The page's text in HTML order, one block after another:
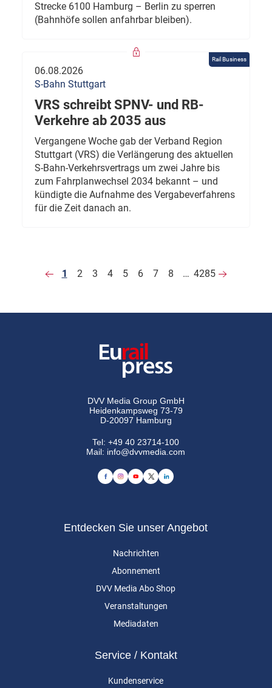
Strecke 6100 Hamburg – Berlin zu sperren
(Bahnhöfe sollen anfahrbar bleiben).
Rail Business
06.08.2026
S-Bahn Stuttgart
VRS schreibt SPNV- und RB-
Verkehre ab 2035 aus
Vergangene Woche gab der Verband Region
Stuttgart (VRS) die Verlängerung des aktuellen
S-Bahn-Verkehrsvertrags um zwei Jahre bis
zum Fahrplanwechsel 2034 bekannt – und
kündigte die Aufnahme des Vergabeverfahrens
für die Zeit danach an.
1 2 3 4 5 6 7 8 … 4285
DVV Media Group GmbH
Heidenkampsweg 73-79
D-20097 Hamburg
Tel:+49 40 23714-100
Mail: info@dvvmedia.com
Entdecken Sie unser Angebot
Nachrichten
Abonnement
DVV Media Abo Shop
Veranstaltungen
Mediadaten
Service / Kontakt
Kundenservice